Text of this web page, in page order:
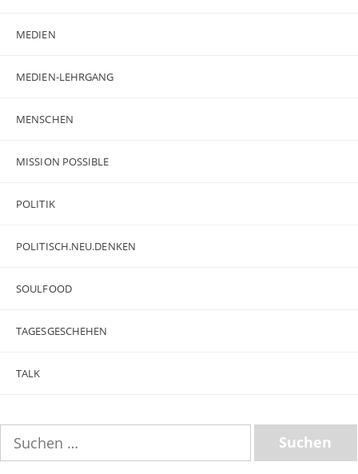
MEDIEN
MEDIEN-LEHRGANG
MENSCHEN
MISSION POSSIBLE
POLITIK
POLITISCH.NEU.DENKEN
SOULFOOD
TAGESGESCHEHEN
TALK
nach: